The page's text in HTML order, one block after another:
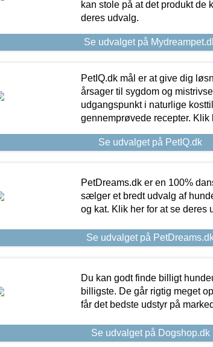
kan stole på at det produkt de
deres udvalg.
Se udvalget på
PetIQ.dk mål er at give dig
årsager til sygdom og
udgangspunkt i naturlige
gennemprøvede recepter. Klik
Se udvalget på PetIQ.dk
PetDreams.dk er en 100%
sælger et bredt udvalg af
og kat. Klik her for at se deres
Se udvalget på
Du kan godt finde billigt
billigste. De går rigtig meget
får det bedste udstyr på
Se udvalget på Dogshop.dk